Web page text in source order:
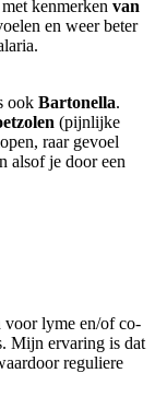
met kenmerken van
en weer beter
ook Bartonella.
(pijnlijke
raar gevoel
alsof je door een
voor lyme en/of co-
Mijn ervaring is dat
reguliere